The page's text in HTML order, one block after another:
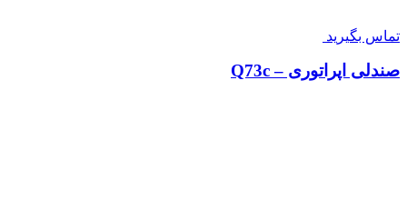
تماس بگیرید
صندلی اپراتوری – Q73c